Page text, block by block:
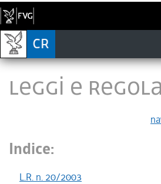
LEGGI E
Indice:
L.R. n. 20/2003